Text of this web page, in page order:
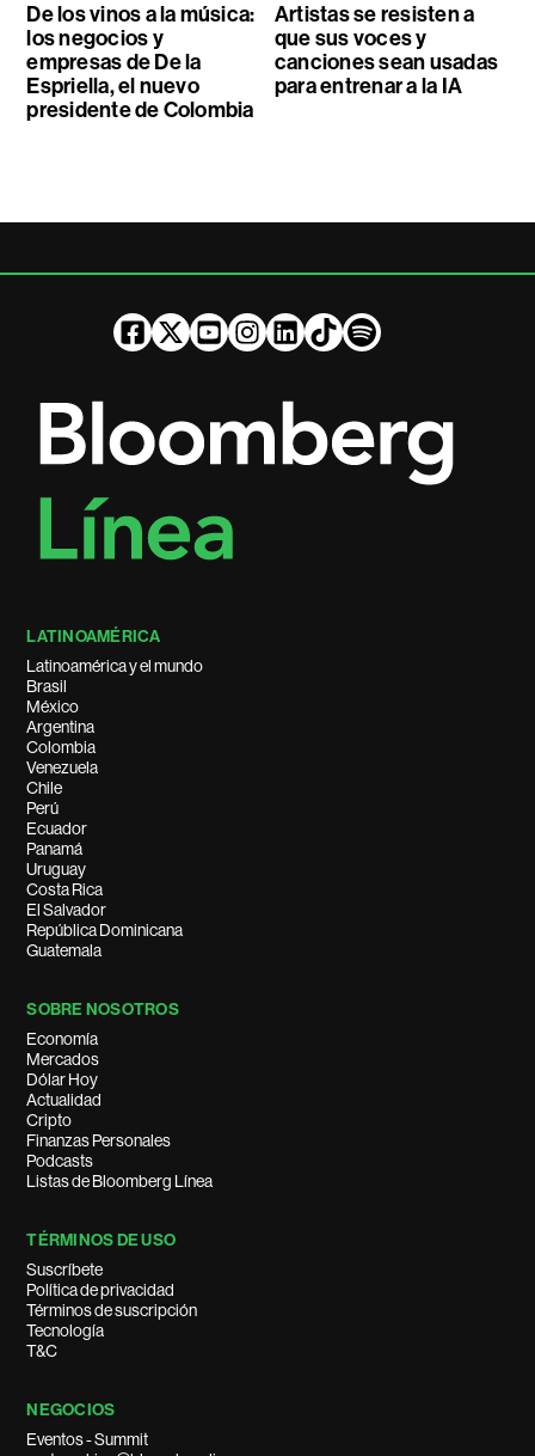
De los vinos a la música:
los negocios y
empresas de De la
Espriella, el nuevo
presidente de Colombia
Artistas se resisten a
que sus voces y
canciones sean usadas
para entrenar a la IA
LATINOAMÉRICA
Latinoamérica y el mundo
Brasil
México
Argentina
Colombia
Venezuela
Chile
Perú
Ecuador
Panamá
Uruguay
Costa Rica
El Salvador
República Dominicana
Guatemala
SOBRE NOSOTROS
Economía
Mercados
Dólar Hoy
Actualidad
Cripto
Finanzas Personales
Podcasts
Listas de Bloomberg Línea
TÉRMINOS DE USO
Suscríbete
Política de privacidad
Términos de suscripción
Tecnología
T&C
NEGOCIOS
Eventos - Summit